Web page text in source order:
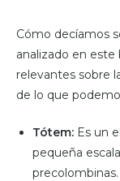
Cómo decíamos
analizado en
relevantes sobre
de lo que
Tótem: Es un
pequeña